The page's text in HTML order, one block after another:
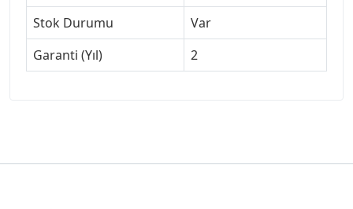
Stok Durumu
Var
Garanti (Yıl)
2